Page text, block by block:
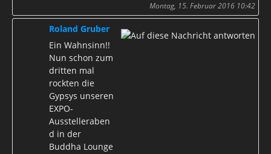
Montag, 15. Februar 2016 10:42
Roland Gruber
Ein Wahnsinn!!
Nun schon zum
dritten mal
rockten die
Gypsys unseren
EXPO-
Ausstelleraben
d in der
Buddha Lounge